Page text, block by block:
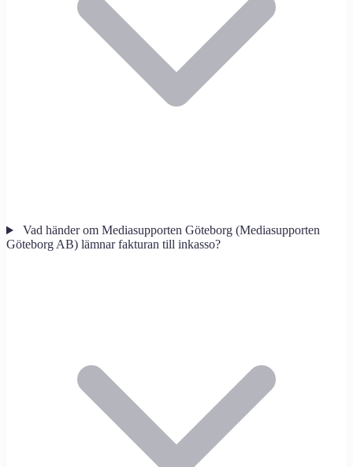
Vad händer om Mediasupporten Göteborg (Mediasupporten
Göteborg AB) lämnar fakturan till inkasso?